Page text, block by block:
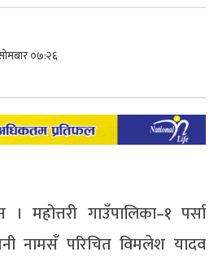
०७:२६
गाउँपालिका–१ पर्सा
नामसँ परिचित विमलेश यादव